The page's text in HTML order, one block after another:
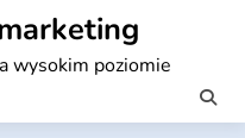
wysokim poziomie